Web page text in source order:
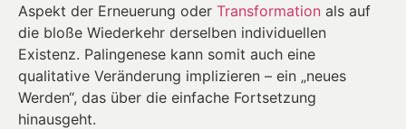
Aspekt der Erneuerung oder Transformation als auf
die bloße Wiederkehr derselben individuellen
Existenz. Palingenese kann somit auch eine
qualitative Veränderung implizieren – ein „neues
Werden“, das über die einfache Fortsetzung
hinausgeht.